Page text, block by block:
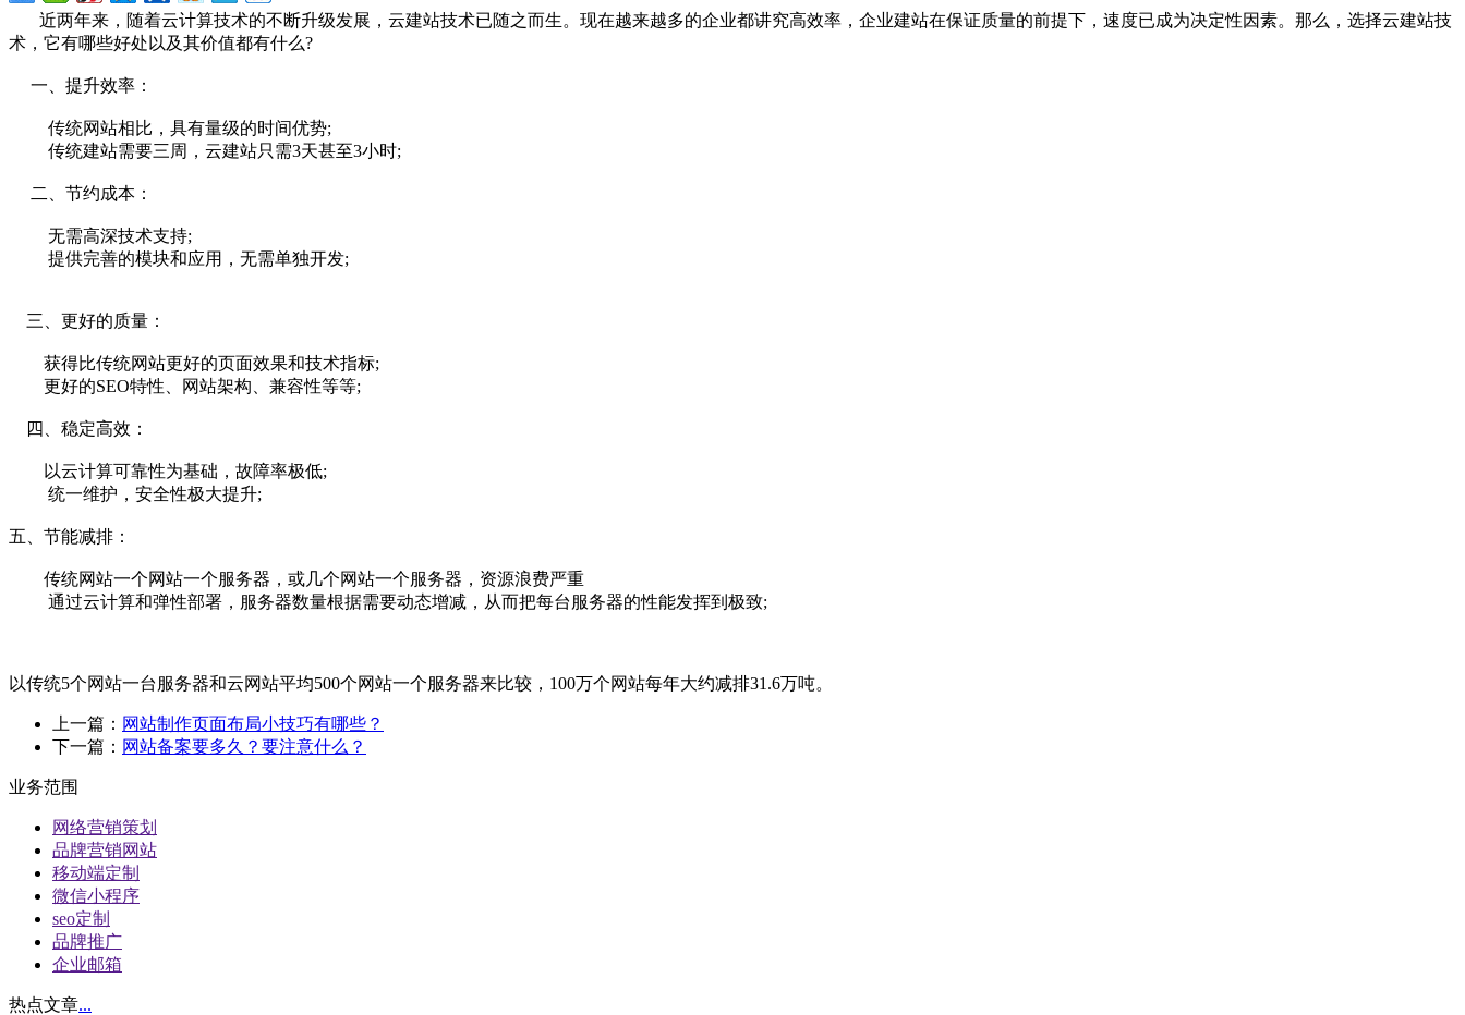
近两年来，随着云计算技术的不断升级发展，云建站技术已随之而生。现在越来越多的企业都讲究高效率，企业建站在保证质量的前提下，速度已成为决定性因素。那么，选择云建站技
术，它有哪些好处以及其价值都有什么?
一、提升效率：
传统网站相比，具有量级的时间优势;
传统建站需要三周，云建站只需3天甚至3小时;
二、节约成本：
无需高深技术支持;
提供完善的模块和应用，无需单独开发;
三、更好的质量：
获得比传统网站更好的页面效果和技术指标;
更好的SEO特性、网站架构、兼容性等等;
四、稳定高效：
以云计算可靠性为基础，故障率极低;
统一维护，安全性极大提升;
五、节能减排：
传统网站一个网站一个服务器，或几个网站一个服务器，资源浪费严重
通过云计算和弹性部署，服务器数量根据需要动态增减，从而把每台服务器的性能发挥到极致;
以传统5个网站一台服务器和云网站平均500个网站一个服务器来比较，100万个网站每年大约减排31.6万吨。
上一篇： 网站制作页面布局小技巧有哪些？
下一篇： 网站备案要多久？要注意什么？
业务范围
网络营销策划
品牌营销网站
移动端定制
微信小程序
seo定制
品牌推广
企业邮箱
热点文章...